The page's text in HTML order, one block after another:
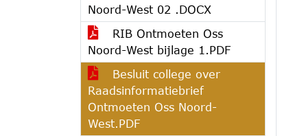
Noord-West 02 .DOCX
RIB Ontmoeten Oss
Noord-West bijlage 1.PDF
Besluit college over
Raadsinformatiebrief
Ontmoeten Oss Noord-
West.PDF